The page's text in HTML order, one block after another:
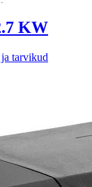
KW
tarvikud